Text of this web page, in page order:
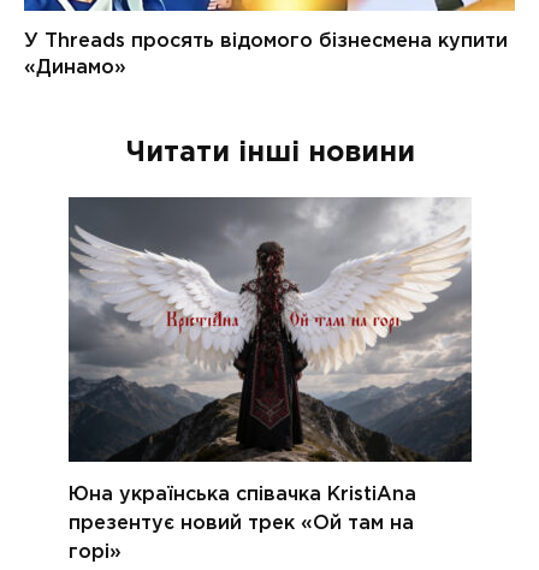
Читати інші новини
Юна українська співачка KristiAna
презентує новий трек «Ой там на
горі»